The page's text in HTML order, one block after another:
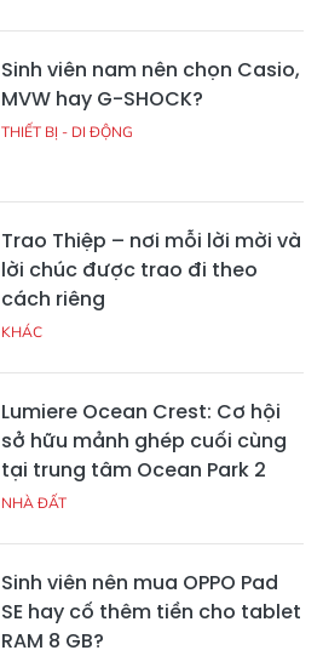
Sinh viên nam nên chọn Casio,
MVW hay G-SHOCK?
THIẾT BỊ - DI ĐỘNG
Trao Thiệp – nơi mỗi lời mời và
lời chúc được trao đi theo
cách riêng
KHÁC
Lumiere Ocean Crest: Cơ hội
sở hữu mảnh ghép cuối cùng
tại trung tâm Ocean Park 2
NHÀ ĐẤT
Sinh viên nên mua OPPO Pad
SE hay cố thêm tiền cho tablet
RAM 8 GB?